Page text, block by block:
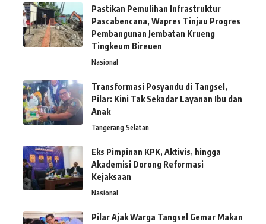
Pastikan Pemulihan Infrastruktur
Pascabencana, Wapres Tinjau Progres
Pembangunan Jembatan Krueng
Tingkeum Bireuen
Nasional
Transformasi Posyandu di Tangsel,
Pilar: Kini Tak Sekadar Layanan Ibu dan
Anak
Tangerang Selatan
Eks Pimpinan KPK, Aktivis, hingga
Akademisi Dorong Reformasi
Kejaksaan
Nasional
Pilar Ajak Warga Tangsel Gemar Makan